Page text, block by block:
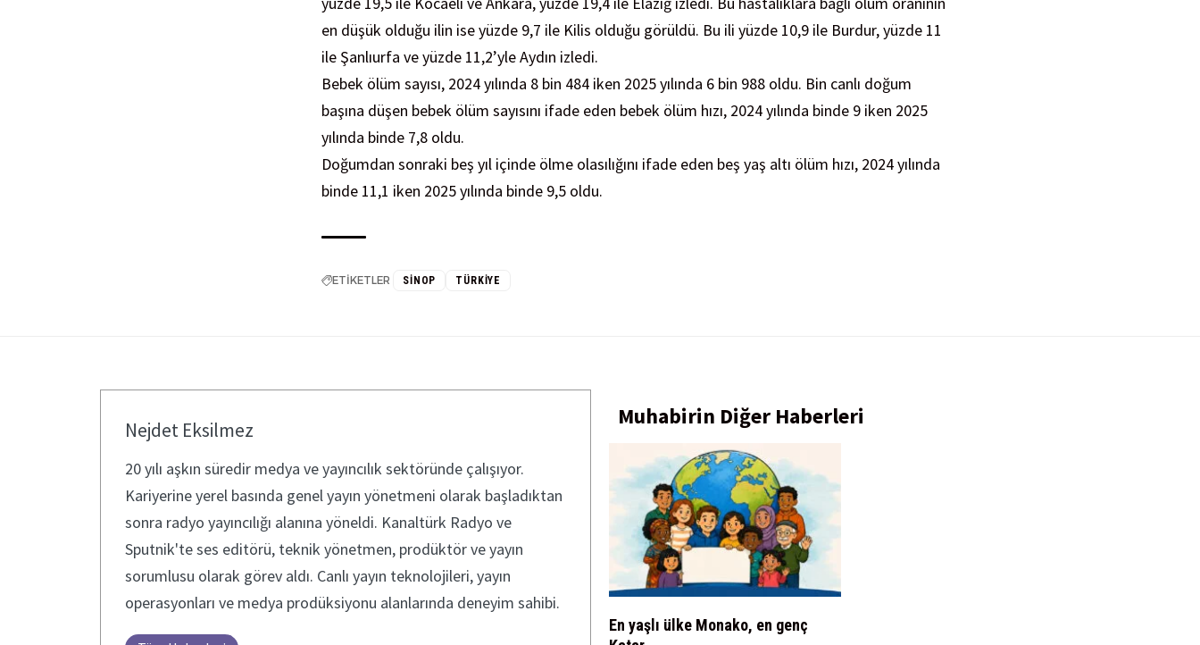
en düşük olduğu ilin ise yüzde 9,7 ile Kilis olduğu görüldü. Bu ili yüzde 10,9 ile Burdur, yüzde 11
ile Şanlıurfa ve yüzde 11,2’yle Aydın izledi.
Bebek ölüm sayısı, 2024 yılında 8 bin 484 iken 2025 yılında 6 bin 988 oldu. Bin canlı doğum
başına düşen bebek ölüm sayısını ifade eden bebek ölüm hızı, 2024 yılında binde 9 iken 2025
yılında binde 7,8 oldu.
Doğumdan sonraki beş yıl içinde ölme olasılığını ifade eden beş yaş altı ölüm hızı, 2024 yılında
binde 11,1 iken 2025 yılında binde 9,5 oldu.
ETİKETLER SINOP TÜRKIYE
Nejdet Eksilmez
20 yılı aşkın süredir medya ve yayıncılık sektöründe çalışıyor.
Kariyerine yerel basında genel yayın yönetmeni olarak başladıktan
sonra radyo yayıncılığı alanına yöneldi. Kanaltürk Radyo ve
Sputnik'te ses editörü, teknik yönetmen, prodüktör ve yayın
sorumlusu olarak görev aldı. Canlı yayın teknolojileri, yayın
operasyonları ve medya prodüksiyonu alanlarında deneyim sahibi.
Muhabirin Diğer Haberleri
En yaşlı ülke Monako, en genç